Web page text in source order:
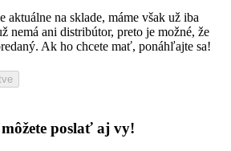
aktuálne na sklade, máme však už iba
nemá ani distribútor, preto je možné, že
Ak ho chcete mať, ponáhľajte sa!
poslať aj vy!